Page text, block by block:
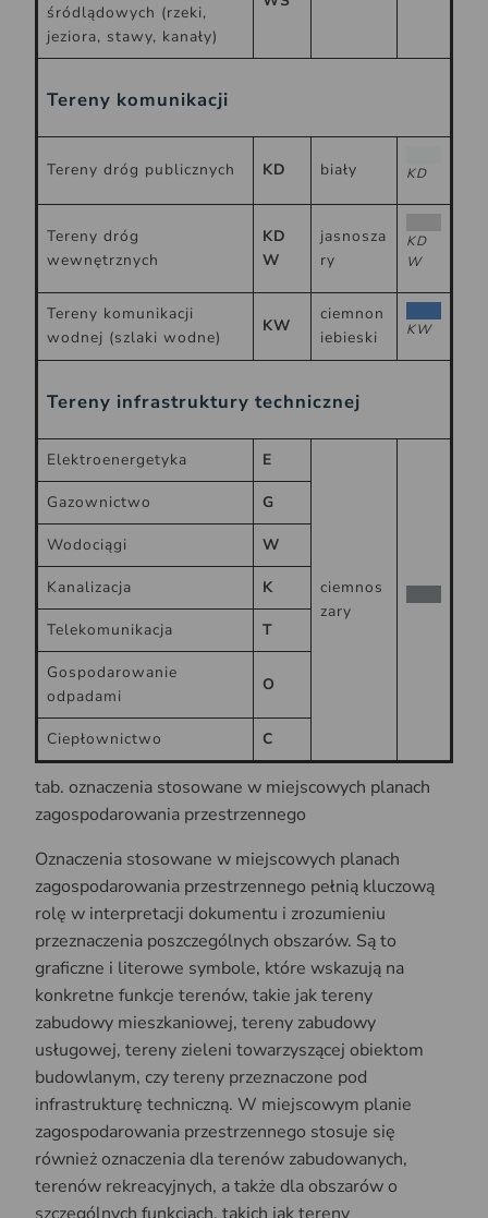
śródlądowych (rzeki,
jeziora, stawy, kanały)
Tereny komunikacji
Tereny dróg publicznych KD biały KD
Tereny dróg
wewnętrznych
KD
W
jasnosza
ry
KD
W
Tereny komunikacji
wodnej (szlaki wodne)
KW
ciemnon
iebieski
KW
Tereny infrastruktury technicznej
Elektroenergetyka E
ciemnos
zary
Gazownictwo G
Wodociągi W
Kanalizacja K
Telekomunikacja T
Gospodarowanie
odpadami
O
Ciepłownictwo C
tab. oznaczenia stosowane w miejscowych planach
zagospodarowania przestrzennego
Oznaczenia stosowane w miejscowych planach
zagospodarowania przestrzennego pełnią kluczową
rolę w interpretacji dokumentu i zrozumieniu
przeznaczenia poszczególnych obszarów. Są to
graficzne i literowe symbole, które wskazują na
konkretne funkcje terenów, takie jak tereny
zabudowy mieszkaniowej, tereny zabudowy
usługowej, tereny zieleni towarzyszącej obiektom
budowlanym, czy tereny przeznaczone pod
infrastrukturę techniczną. W miejscowym planie
zagospodarowania przestrzennego stosuje się
również oznaczenia dla terenów zabudowanych,
terenów rekreacyjnych, a także dla obszarów o